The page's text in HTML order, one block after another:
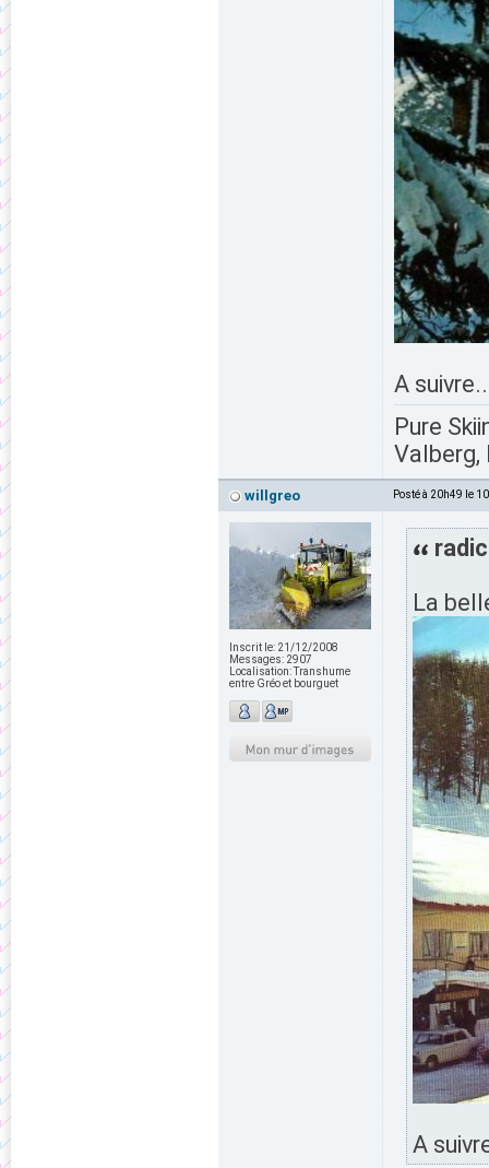
A
Pure
Valberg,
willgreo Posté à 20h49 le
Inscrit le: 21/12/2008
Messages: 2907
Localisation:Transhume
entre Gréo et bourguet
La
A